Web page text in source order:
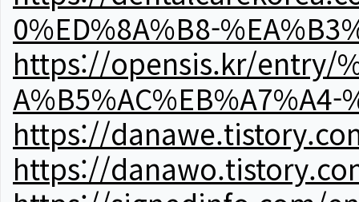
0%ED%8A%B8-
https://opensis.kr/entry/
A%B5%AC%EB%A7%A4-
https://
https://